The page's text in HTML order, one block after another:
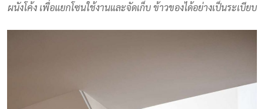
ผนังโค้ง เพื่อแยกโซนใช้งานและจัดเก็บ ข้าวของได้อย่างเป็นระเบียบ